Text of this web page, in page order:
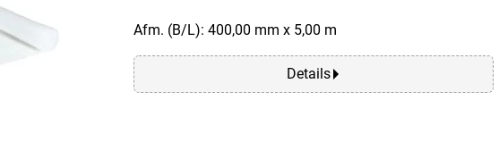
Afm. (B/L): 400,00 mm x 5,00 m
Details